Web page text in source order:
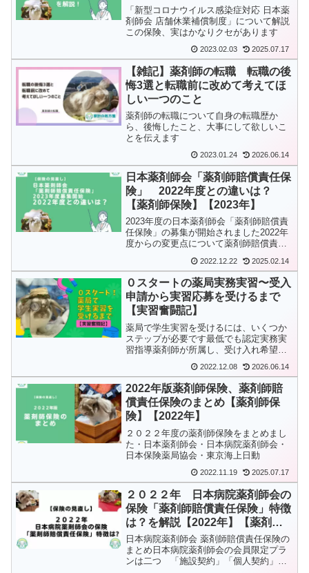
うがいい？を解説【薬剤師保険】
【2023年】
「新型コロナウイルス感染症対応 日本薬
剤師会 店舗休業補償制度」について解説
この保険、実はかなりクセがあります
2023.02.03 2025.07.17
【雑記】薬剤師の転職 転職の後
悔3選と転職前に改めて考えてほ
しい一つのこと
薬剤師の転職について自身の転職歴か
ら、後悔したこと、大事にして欲しいこ
とを伝えます
2023.01.24 2026.06.14
日本薬剤師会「薬剤師賠償責任保
険」 2022年度との違いは？
【薬剤師保険】【2023年】
2023年度の日本薬剤師会「薬剤師賠償責
任保険」の募集が開始されました2022年
度からの変更点について薬剤師賠償責任
2022.12.22 2025.02.14
０スタートの薬局実務実習〜受入
申請から実習応募を受けるまで
【実習奮闘記】
薬局で学生実習を受けるには、いくつか
ステップが必要です最低でも認定実務実
習指導薬剤師が所属し、受け入れ希望の
習を受けていない薬局で、経験者は皆無
その状況から応需に至るまでの道筋をお
話します
2022.12.08 2026.06.14
2022年版薬剤師保険、薬剤師賠
償責任保険のまとめ【薬剤師保
険】【2022年】
２０２２年度の薬剤師保険をまとめまし
た・日本薬剤師会・日本病院薬剤師会・
日本保険薬局協会・東京海上日動
2022.11.19 2025.07.17
２０２２年 日本病院薬剤師会の
保険「薬剤師賠償責任保険」特徴
は？を解説【2022年】【薬剤師
保険】
日本病院薬剤師会 薬剤師賠償責任保険の
まとめ日本病院薬剤師会の会員限定プラ
ンは二つ 「施設契約」「個人契約」施